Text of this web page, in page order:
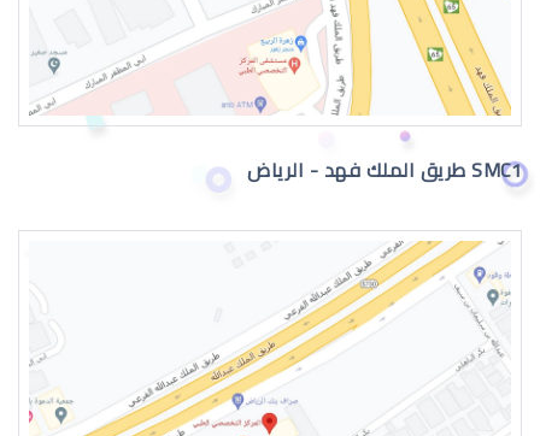
جراحة تجميل العيون
جراحة تجميل العيون بالرياض
SMC1 طريق الملك فهد - الرياض